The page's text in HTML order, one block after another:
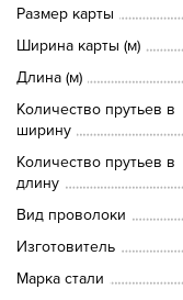
Размер карты
Ширина карты (м)
Длина (м)
Количество прутьев в
ширину
Количество прутьев в
длину
Вид проволоки
Изготовитель
Марка стали